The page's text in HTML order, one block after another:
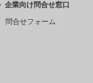
企業向け問合せ窓口
問合せフォーム